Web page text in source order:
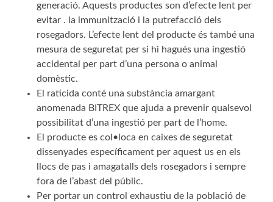
generació. Aquests productes son d’efecte lent per
evitar . la immunització i la putrefacció dels
rosegadors. L’efecte lent del producte és també una
mesura de seguretat per si hi hagués una ingestió
accidental per part d’una persona o animal
domèstic.
El raticida conté una substància amargant
anomenada BITREX que ajuda a prevenir qualsevol
possibilitat d’una ingestió per part de l’home.
El producte es col•loca en caixes de seguretat
dissenyades específicament per aquest us en els
llocs de pas i amagatalls dels rosegadors i sempre
fora de l’abast del públic.
Per portar un control exhaustiu de la població de